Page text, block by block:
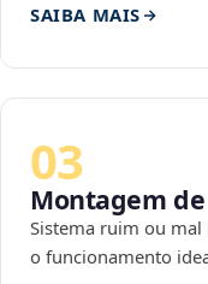
SAIBA MAIS
03
Montagem
Sistema ruim ou
o funcionamento